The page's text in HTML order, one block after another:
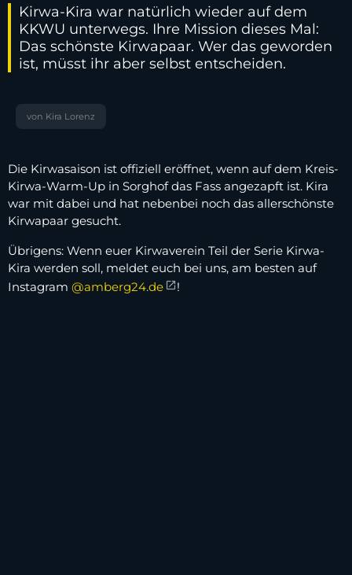
Kirwa-Kira war natürlich wieder auf dem
KKWU unterwegs. Ihre Mission dieses Mal:
Das schönste Kirwapaar. Wer das geworden
ist, müsst ihr aber selbst entscheiden.
von Kira Lorenz
Die Kirwasaison ist offiziell eröffnet, wenn auf dem Kreis-
Kirwa-Warm-Up in Sorghof das Fass angezapft ist. Kira
war mit dabei und hat nebenbei noch das allerschönste
Kirwapaar gesucht.
Übrigens: Wenn euer Kirwaverein Teil der Serie Kirwa-
Kira werden soll, meldet euch bei uns, am besten auf
Instagram @amberg24.de !